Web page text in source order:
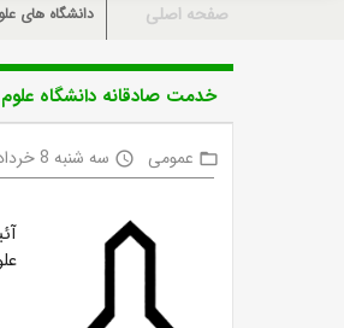
صفحه اصلی دانشگاه های
خدمت صادقانه دانشگاه
folder_open عمومی access_time سه شنبه 8 خرداد 1403 ساعت 10:2